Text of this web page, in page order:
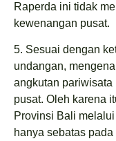
Raperda ini tidak
kewenangan pusat.
5. Sesuai dengan
undangan,
angkutan
pusat. Oleh karena
Provinsi Bali
hanya sebatas